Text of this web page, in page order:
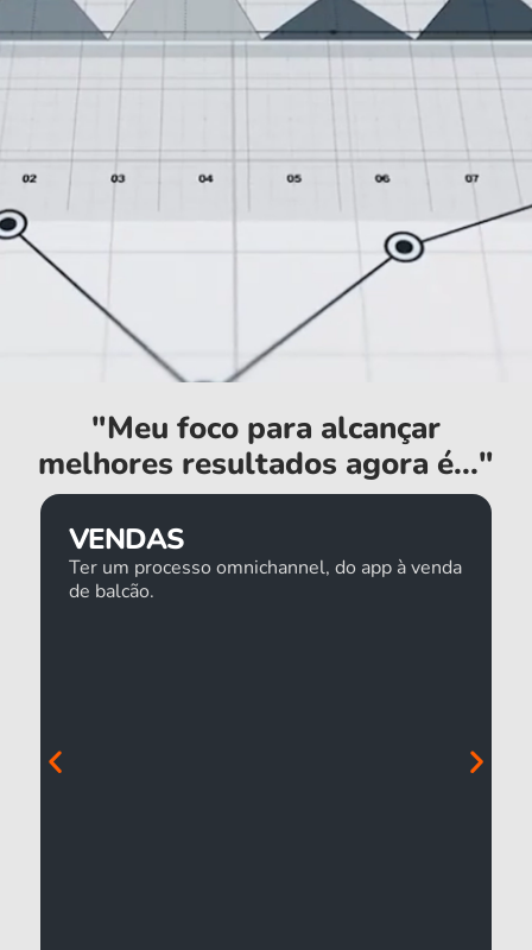
"Meu foco para alcançar
melhores resultados agora é..."
VENDAS
Ter um processo omnichannel, do app à venda
de balcão.